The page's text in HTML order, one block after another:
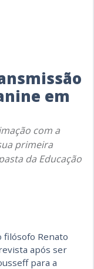
em
com a
primeira
da Educação
filósofo Renato
após ser
para a